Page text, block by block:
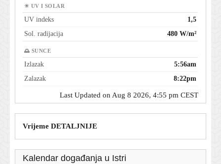
☀ UV I SOLAR
UV indeks
1,5
Sol. radijacija
480 W/m²
🌅 SUNCE
Izlazak
5:56am
Zalazak
8:22pm
Last Updated on Aug 8 2026, 4:55 pm CEST
Vrijeme DETALJNIJE
Kalendar događanja u Istri